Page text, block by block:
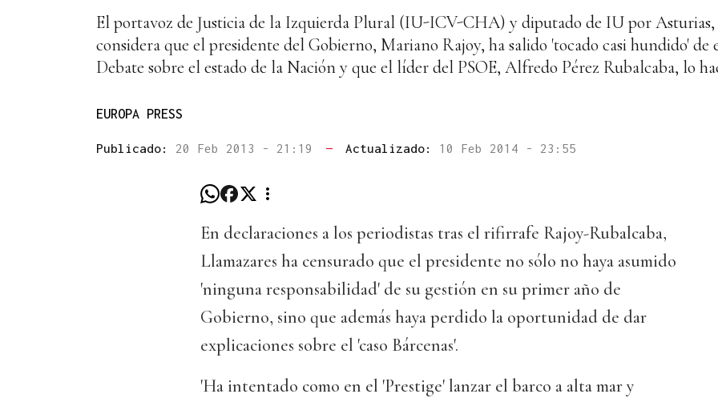
El portavoz de Justicia de la Izquierda Plural (IU-ICV-CHA) y diputado de IU por Asturias,
considera que el presidente del Gobierno, Mariano Rajoy, ha salido 'tocado casi hundido'
Debate sobre el estado de la Nación y que el líder del PSOE, Alfredo Pérez Rubalcaba, lo
EUROPA PRESS
Publicado: 20 Feb 2013 - 21:19 — Actualizado: 10 Feb 2014 - 23:55
En declaraciones a los periodistas tras el rifirrafe Rajoy-Rubalcaba,
Llamazares ha censurado que el presidente no sólo no haya asumido
'ninguna responsabilidad' de su gestión en su primer año de
Gobierno, sino que además haya perdido la oportunidad de dar
explicaciones sobre el 'caso Bárcenas'.
'Ha intentado como en el 'Prestige' lanzar el barco a alta mar y